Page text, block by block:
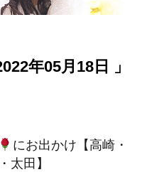
年05月18日 」
にお出かけ【高崎・
太田】